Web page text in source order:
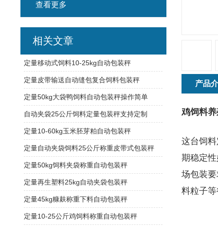
产品
鸡饲料
这台饲
期稳定
场包装
料粒子
查看更多
相关文章
定量移动式饲料10-25kg自动包装秤
定量皮带输送自动缝包复合饲料包装秤
定量50kg大袋鸭饲料自动包装秤操作简单
自动夹袋25公斤饲料定量包装秤支持定制
定量10-60kg玉米胚芽粕自动包装秤
定量自动夹袋饲料25公斤称重皮带式包装秤
定量50kg饲料夹袋称重自动包装秤
定量再生塑料25kg自动夹袋包装秤
定量45kg糠麸称重下料自动包装秤
定量10-25公斤鸡饲料称重自动包装秤